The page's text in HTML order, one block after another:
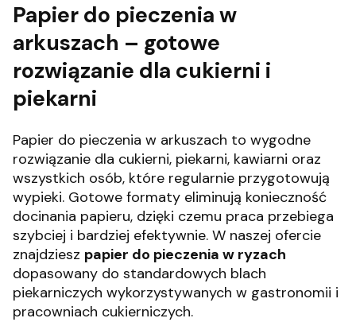
Papier do pieczenia w
arkuszach – gotowe
rozwiązanie dla cukierni i
piekarni
Papier do pieczenia w arkuszach to wygodne
rozwiązanie dla cukierni, piekarni, kawiarni oraz
wszystkich osób, które regularnie przygotowują
wypieki. Gotowe formaty eliminują konieczność
docinania papieru, dzięki czemu praca przebiega
szybciej i bardziej efektywnie. W naszej ofercie
znajdziesz papier do pieczenia w ryzach
dopasowany do standardowych blach
piekarniczych wykorzystywanych w gastronomii i
pracowniach cukierniczych.